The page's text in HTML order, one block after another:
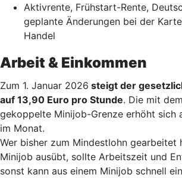
Aktivrente, Frühstart-Rente,
geplante Änderungen bei der
Handel
Arbeit & Einkommen
Zum 1. Januar 2026 steigt der
auf 13,90 Euro pro Stunde. Die mit
gekoppelte Minijob-Grenze erhöht sich
im Monat.
Wer bisher zum Mindestlohn gearbeitet
Minijob ausübt, sollte Arbeitszeit und
sonst kann aus einem Minijob schnell